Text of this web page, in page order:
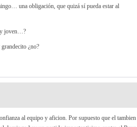
una obligación, que quizá sí pueda estar al
joven…?
¿no?
al equipo y aficion. Por supuesto que el tambien